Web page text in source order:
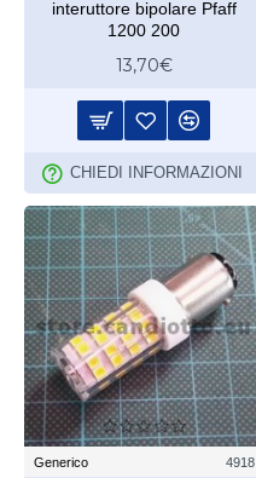
interuttore bipolare Pfaff
1200 200
13,70€
CHIEDI INFORMAZIONI
Generico 4918